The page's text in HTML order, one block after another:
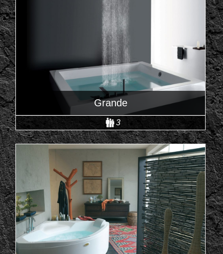
Grande
3